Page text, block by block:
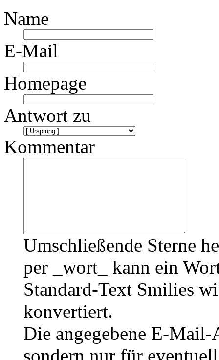
Name
E-Mail
Homepage
Antwort zu
Kommentar
Umschließende Sterne
per _wort_ kann ein
Standard-Text Smilies
konvertiert.
Die angegebene E-
sondern nur für